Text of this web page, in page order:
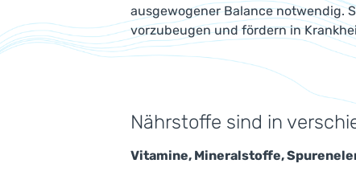
ausgewogener Balance notwendig.
vorzubeugen und fördern in
Nährstoffe sind in
Vitamine, Mineralstoffe,